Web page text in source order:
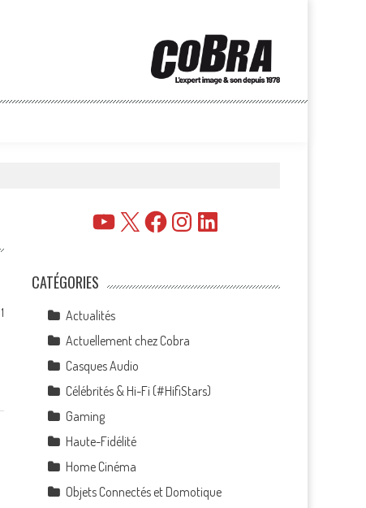
1
YouTube
X FacebookInstagramLinkedIn
CATÉGORIES
Actualités
Actuellement chez Cobra
Casques Audio
Célébrités & Hi-Fi (#HifiStars)
Gaming
Haute-Fidélité
Home Cinéma
Objets Connectés et Domotique